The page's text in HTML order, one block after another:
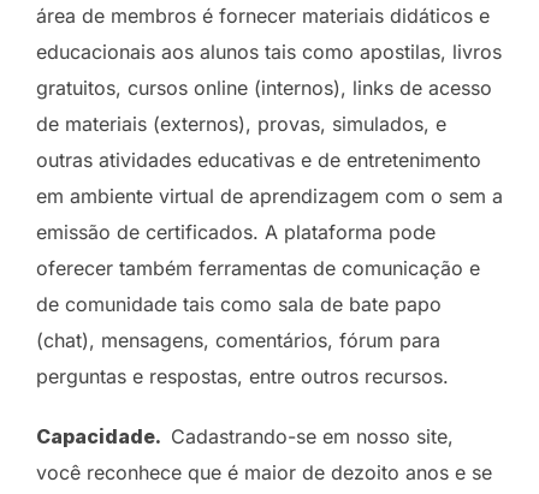
área de membros é fornecer materiais didáticos e
educacionais aos alunos tais como apostilas, livros
gratuitos, cursos online (internos), links de acesso
de materiais (externos), provas, simulados, e
outras atividades educativas e de entretenimento
em ambiente virtual de aprendizagem com o sem a
emissão de certificados. A plataforma pode
oferecer também ferramentas de comunicação e
de comunidade tais como sala de bate papo
(chat), mensagens, comentários, fórum para
perguntas e respostas, entre outros recursos.
Capacidade. Cadastrando-se em nosso site,
você reconhece que é maior de dezoito anos e se